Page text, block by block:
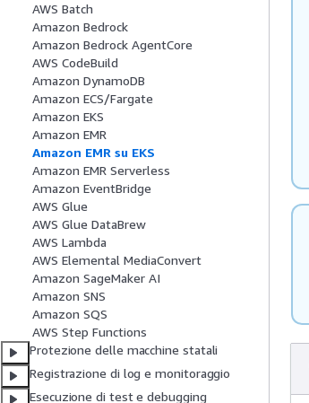
AWS Batch
Amazon Bedrock
Amazon Bedrock AgentCore
AWS CodeBuild
Amazon DynamoDB
Amazon ECS/Fargate
Amazon EKS
Amazon EMR
Amazon EMR su EKS
Amazon EMR Serverless
Amazon EventBridge
AWS Glue
AWS Glue DataBrew
AWS Lambda
AWS Elemental MediaConvert
Amazon SageMaker AI
Amazon SNS
Amazon SQS
AWS Step Functions
Protezione delle macchine statali
Registrazione di log e monitoraggio
Esecuzione di test e debugging